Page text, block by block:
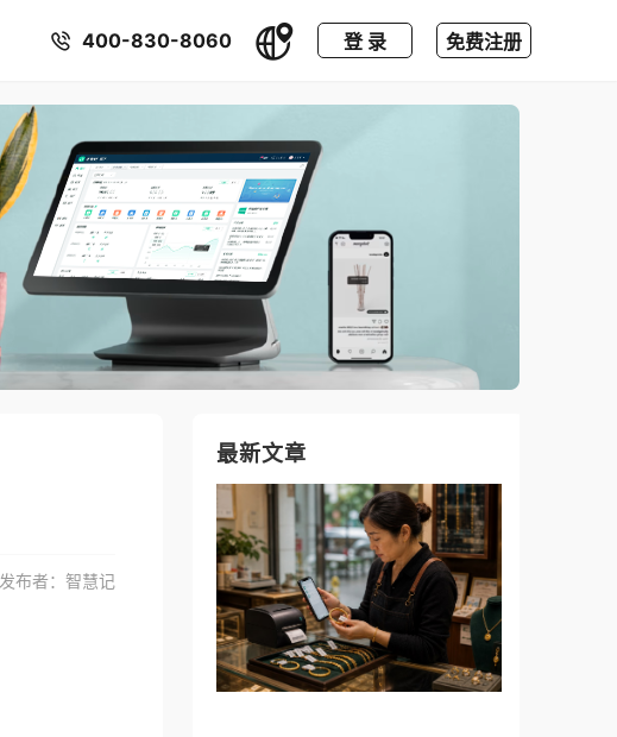
400-830-8060 登 录 免费注册
发布者：智慧记
最新文章